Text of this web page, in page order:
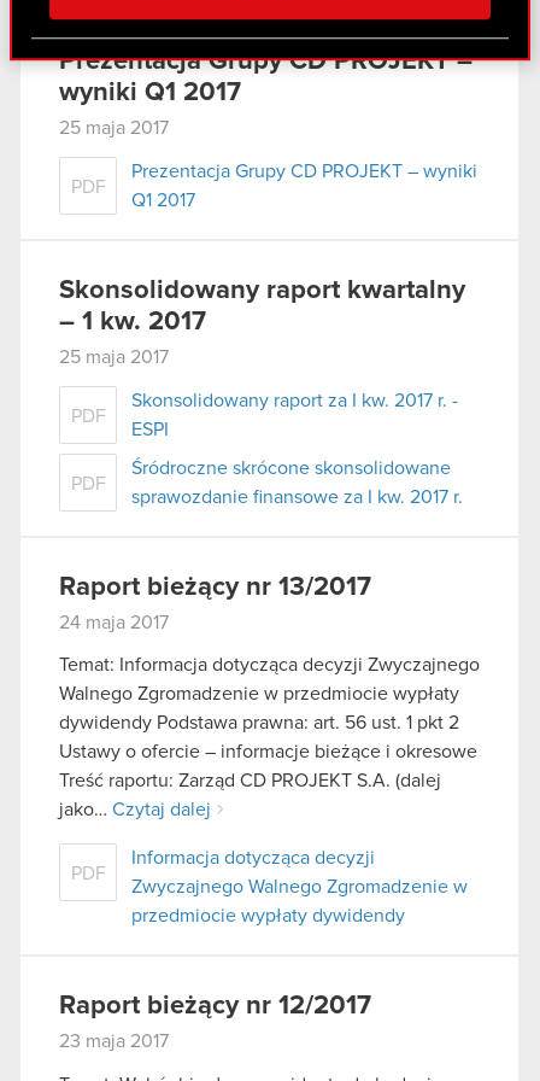
społecznościowym, reklamowym i analitycznym.
Partnerzy mogą połączyć te informacje z innymi
danymi otrzymanymi od Ciebie lub uzyskanymi
podczas korzystania z ich usług. Kontynuując
korzystanie z naszej witryny, zgadasz się na
Prezentacja Grupy CD PROJEKT –
wyniki Q1 2017
25 maja 2017
PDF
Prezentacja Grupy CD PROJEKT – wyniki
Q1 2017
Skonsolidowany raport kwartalny
– 1 kw. 2017
25 maja 2017
PDF
Skonsolidowany raport za I kw. 2017 r. -
ESPI
PDF
Śródroczne skrócone skonsolidowane
sprawozdanie finansowe za I kw. 2017 r.
Raport bieżący nr 13/2017
24 maja 2017
Temat: Informacja dotycząca decyzji Zwyczajnego
Walnego Zgromadzenie w przedmiocie wypłaty
dywidendy Podstawa prawna: art. 56 ust. 1 pkt 2
Ustawy o ofercie – informacje bieżące i okresowe
Treść raportu: Zarząd CD PROJEKT S.A. (dalej
jako… Czytaj dalej
PDF
Informacja dotycząca decyzji
Zwyczajnego Walnego Zgromadzenie w
przedmiocie wypłaty dywidendy
Raport bieżący nr 12/2017
23 maja 2017